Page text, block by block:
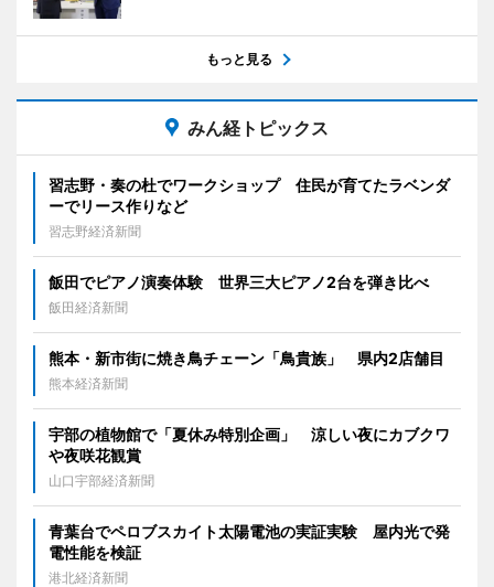
もっと見る
みん経トピックス
習志野・奏の杜でワークショップ 住民が育てたラベンダ
ーでリース作りなど
習志野経済新聞
飯田でピアノ演奏体験 世界三大ピアノ2台を弾き比べ
飯田経済新聞
熊本・新市街に焼き鳥チェーン「鳥貴族」 県内2店舗目
熊本経済新聞
宇部の植物館で「夏休み特別企画」 涼しい夜にカブクワ
や夜咲花観賞
山口宇部経済新聞
青葉台でペロブスカイト太陽電池の実証実験 屋内光で発
電性能を検証
港北経済新聞